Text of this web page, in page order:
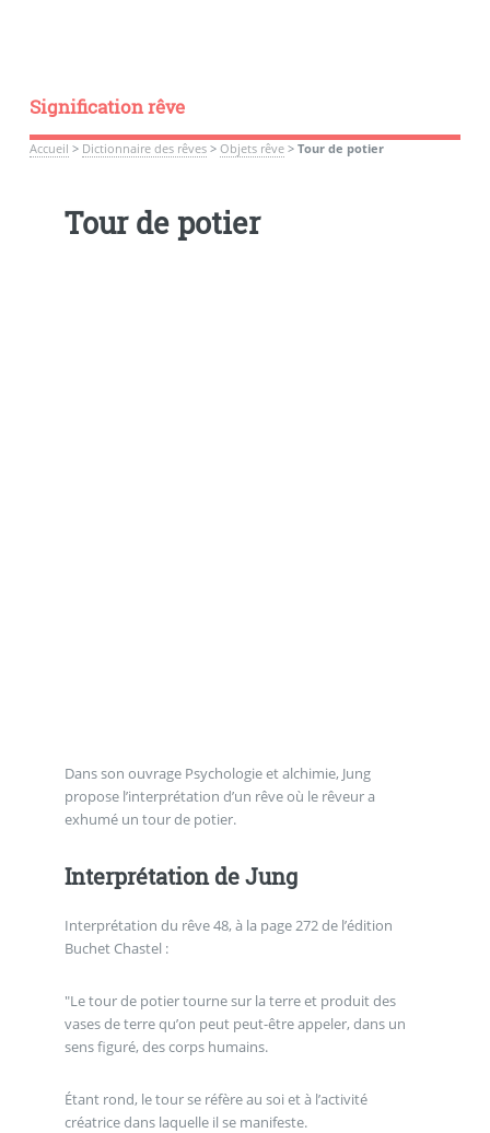
Signification rêve
Accueil > Dictionnaire des rêves> Objets rêve> Tour de potier
Tour de potier
Dans son ouvrage Psychologie et alchimie, Jung
propose l’interprétation d’un rêve où le rêveur a
exhumé un tour de potier.
Interprétation de Jung
Interprétation du rêve 48, à la page 272 de l’édition
Buchet Chastel :
"Le tour de potier tourne sur la terre et produit des
vases de terre qu’on peut peut-être appeler, dans un
sens figuré, des corps humains.
Étant rond, le tour se réfère au soi et à l’activité
créatrice dans laquelle il se manifeste.